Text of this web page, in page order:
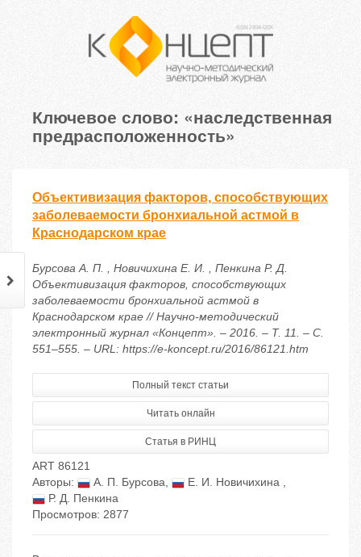
Ключевое слово: «наследственная
предрасположенность»
Объективизация факторов, способствующих
заболеваемости бронхиальной астмой в
Краснодарском крае
Бурсова А. П. , Новичихина Е. И. , Пенкина Р. Д.
Объективизация факторов, способствующих
заболеваемости бронхиальной астмой в
Краснодарском крае // Научно-методический
электронный журнал «Концепт». – 2016. – Т. 11. – С.
551–555. – URL: https://e-koncept.ru/2016/86121.htm
Полный текст статьи
Читать онлайн
Статья в РИНЦ
ART 86121
Авторы:
А. П. Бурсова, Е. И. Новичихина ,
Р. Д. Пенкина
Просмотров: 2877